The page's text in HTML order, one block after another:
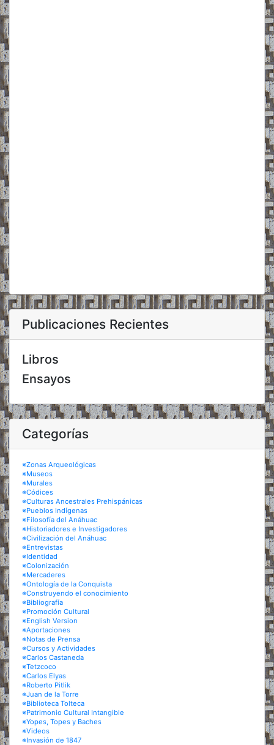
Publicaciones Recientes
Libros
Ensayos
Categorías
※Zonas Arqueológicas
※Museos
※Murales
※Códices
※Culturas Ancestrales Prehispánicas
※Pueblos Indígenas
※Filosofía del Anáhuac
※Historiadores e Investigadores
※Civilización del Anáhuac
※Entrevistas
※Identidad
※Colonización
※Mercaderes
※Ontología de la Conquista
※Construyendo el conocimiento
※Bibliografía
※Promoción Cultural
※English Version
※Aportaciones
※Notas de Prensa
※Cursos y Actividades
※Carlos Castaneda
※Tetzcoco
※Carlos Elyas
※Roberto Pitlik
※Juan de la Torre
※Biblioteca Tolteca
※Patrimonio Cultural Intangible
※Yopes, Topes y Baches
※Videos
※Invasión de 1847